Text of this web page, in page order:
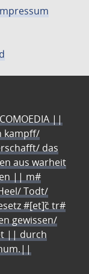
||
kampff/
das
aus warheit
|| m#
Todt/
#[et]c̃ tr#
gewissen/
|| durch